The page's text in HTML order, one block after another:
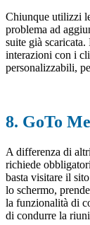
Chiunque utilizzi
problema ad
suite già
interazioni con i
personalizzabili,
8. GoTo
A differenza di
richiede
basta visitare il
lo schermo,
la funzionalità di
di condurre la